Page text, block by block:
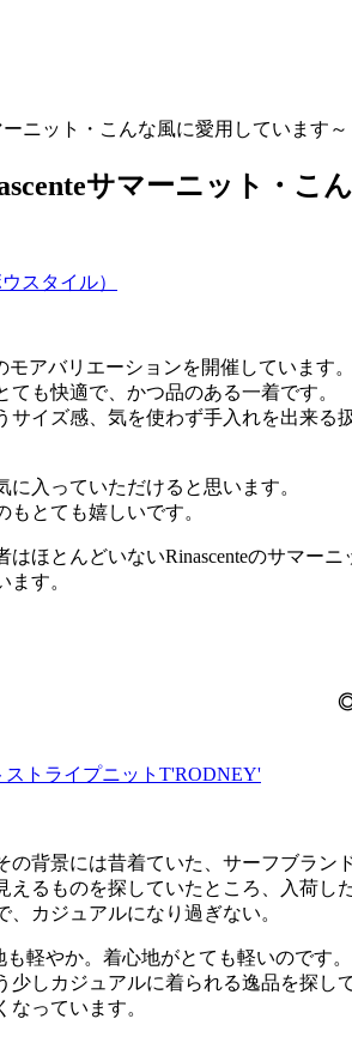
ーニット・こんな風に愛用しています～
サマーニット・こ
スタイル）
アバリエーションを開催しています。
も快適で、かつ品のある一着です。
イズ感、気を使わず手入れを出来る
に入っていただけると思います。
とても嬉しいです。
ほとんどいないRinascenteのサマーニ
す。
◎
ストライプニットT'RODNEY'
背景には昔着ていた、サーフブラン
るものを探していたところ、入荷
カジュアルになり過ぎない。
軽やか。着心地がとても軽いのです。
少しカジュアルに着られる逸品を探
っています。